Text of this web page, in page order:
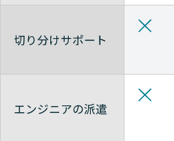
切り分けサポート
エンジニアの派遣